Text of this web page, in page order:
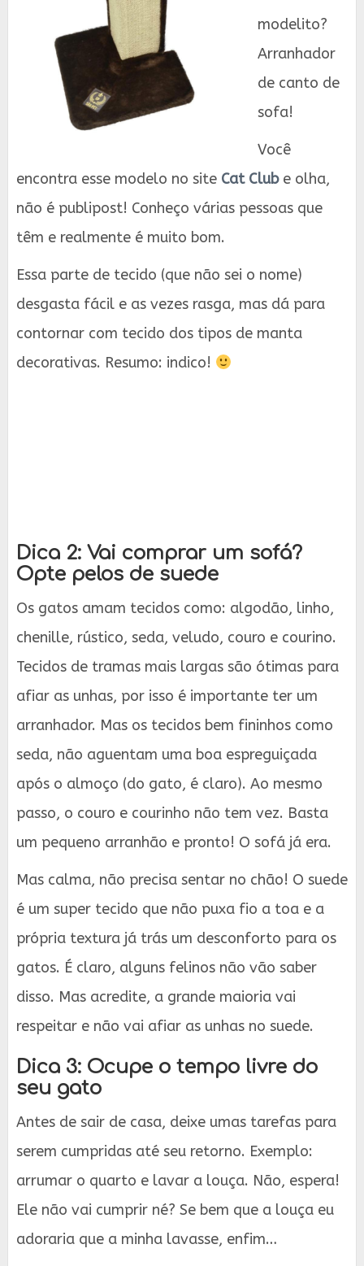
modelito?
Arranhador
de canto de
sofa!
Você
encontra esse modelo no site Cat Clube olha,
não é publipost! Conheço várias pessoas que
têm e realmente é muito bom.
Essa parte de tecido (que não sei o nome)
desgasta fácil e as vezes rasga, mas dá para
contornar com tecido dos tipos de manta
decorativas. Resumo: indico!
Dica 2: Vai comprar um sofá?
Opte pelos de suede
Os gatos amam tecidos como: algodão, linho,
chenille, rústico, seda, veludo, couro e courino.
Tecidos de tramas mais largas são ótimas para
afiar as unhas, por isso é importante ter um
arranhador. Mas os tecidos bem fininhos como
seda, não aguentam uma boa espreguiçada
após o almoço (do gato, é claro). Ao mesmo
passo, o couro e courinho não tem vez. Basta
um pequeno arranhão e pronto! O sofá já era.
Mas calma, não precisa sentar no chão! O suede
é um super tecido que não puxa fio a toa e a
própria textura já trás um desconforto para os
gatos. É claro, alguns felinos não vão saber
disso. Mas acredite, a grande maioria vai
respeitar e não vai afiar as unhas no suede.
Dica 3: Ocupe o tempo livre do
seu gato
Antes de sair de casa, deixe umas tarefas para
serem cumpridas até seu retorno. Exemplo:
arrumar o quarto e lavar a louça. Não, espera!
Ele não vai cumprir né? Se bem que a louça eu
adoraria que a minha lavasse, enfim…